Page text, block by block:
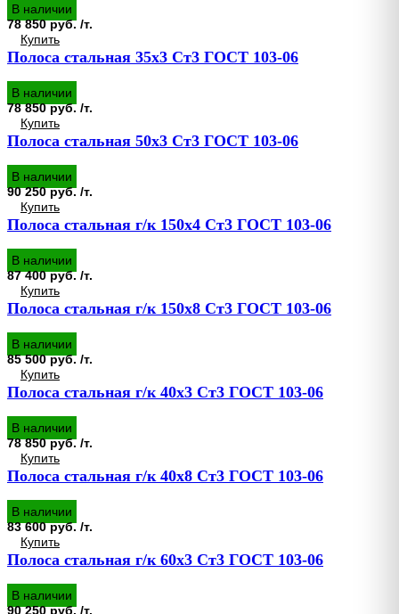
В наличии
78 850 руб. /т.
Купить
Полоса стальная 35х3 Ст3 ГОСТ 103-06
В наличии
78 850 руб. /т.
Купить
Полоса стальная 50х3 Ст3 ГОСТ 103-06
В наличии
90 250 руб. /т.
Купить
Полоса стальная г/к 150х4 Ст3 ГОСТ 103-06
В наличии
87 400 руб. /т.
Купить
Полоса стальная г/к 150х8 Ст3 ГОСТ 103-06
В наличии
85 500 руб. /т.
Купить
Полоса стальная г/к 40х3 Ст3 ГОСТ 103-06
В наличии
78 850 руб. /т.
Купить
Полоса стальная г/к 40х8 Ст3 ГОСТ 103-06
В наличии
83 600 руб. /т.
Купить
Полоса стальная г/к 60х3 Ст3 ГОСТ 103-06
В наличии
90 250 руб. /т.